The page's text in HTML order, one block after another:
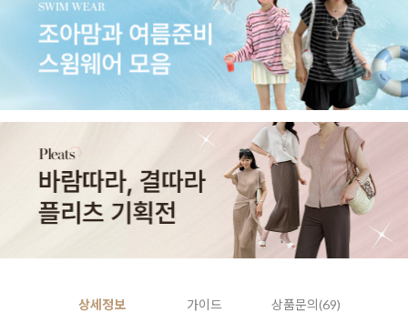
상세정보 가이드 상품문의(69)